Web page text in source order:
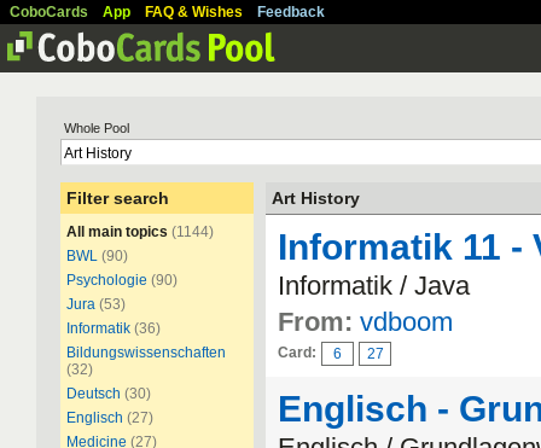
CoboCards App FAQ & Wishes Feedback
Whole Pool
Filter search
All main topics (1144)
BWL (90)
Psychologie (90)
Jura (53)
Informatik (36)
Bildungswissenschaften
(32)
Deutsch (30)
Englisch (27)
Medicine (27)
Art History
Informatik 11 -
Informatik / Java
From: vdboom
Card: 6 27
Englisch -